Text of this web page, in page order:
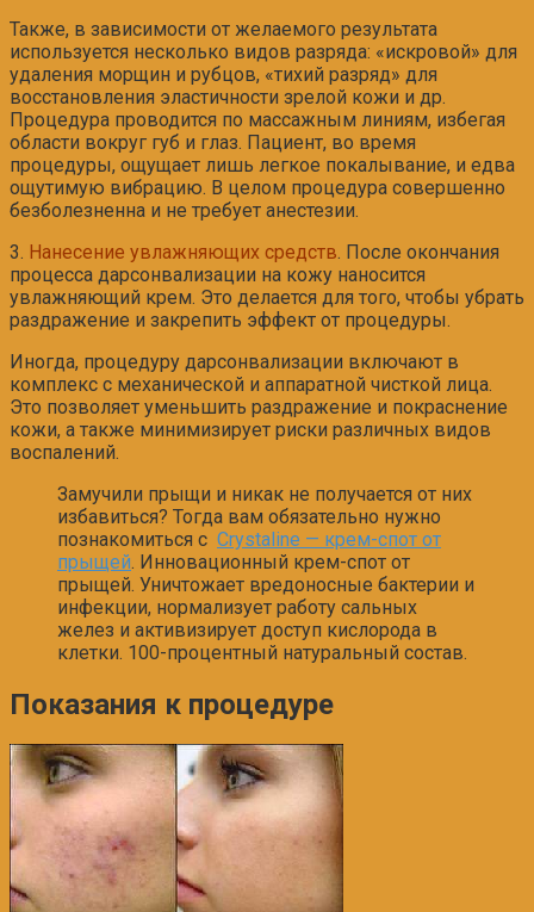
Также, в зависимости от желаемого результата
используется несколько видов разряда: «искровой» для
удаления морщин и рубцов, «тихий разряд» для
восстановления эластичности зрелой кожи и др.
Процедура проводится по массажным линиям, избегая
области вокруг губ и глаз. Пациент, во время
процедуры, ощущает лишь легкое покалывание, и едва
ощутимую вибрацию. В целом процедура совершенно
безболезненна и не требует анестезии.
3. Нанесение увлажняющих средств. После окончания
процесса дарсонвализации на кожу наносится
увлажняющий крем. Это делается для того, чтобы убрать
раздражение и закрепить эффект от процедуры.
Иногда, процедуру дарсонвализации включают в
комплекс с механической и аппаратной чисткой лица.
Это позволяет уменьшить раздражение и покраснение
кожи, а также минимизирует риски различных видов
воспалений.
Замучили прыщи и никак не получается от них
избавиться? Тогда вам обязательно нужно
познакомиться с Crystaline — крем-спот от
прыщей. Инновационный крем-спот от
прыщей. Уничтожает вредоносные бактерии и
инфекции, нормализует работу сальных
желез и активизирует доступ кислорода в
клетки. 100-процентный натуральный состав.
Показания к процедуре